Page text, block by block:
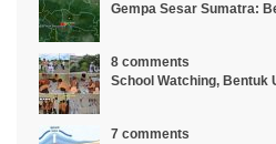
Gempa Sesar Sumatra:
8 comments
School Watching, Bentuk
7 comments